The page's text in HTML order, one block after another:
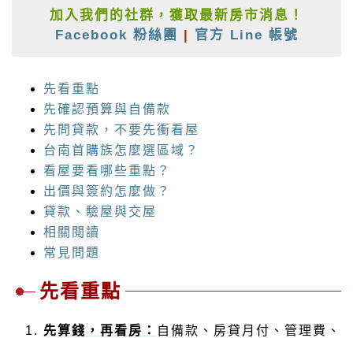
加入我們的社群，獲取最新房市消息！
Facebook 粉絲團
| 官方 Line 帳號
先看重點
先確認預算與自備款
先問貸款，不要先衝看屋
台南首購族怎麼選區域？
看屋要看哪些重點？
出價與簽約怎麼做？
貸款、驗屋與交屋
相關閱讀
常見問題
先看重點
先算錢，再看房： 自備款、房貸月付、管理費、